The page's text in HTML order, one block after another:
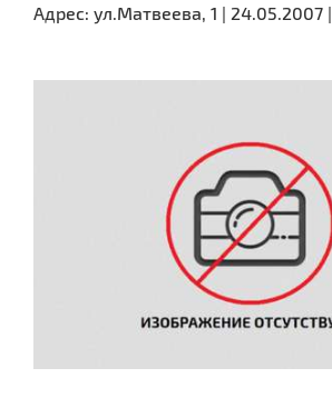
Адрес: ул.Матвеева, 1 | 24.05.2007 |